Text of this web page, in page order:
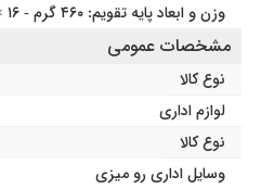
وزن و ابعاد پایه تقویم: ۴۶۰ گرم - ۱۶ × ۲۱ سانتی متر
مشخصات عمومی
نوع کالا
لوازم اداری
نوع کالا
وسایل اداری رو میزی